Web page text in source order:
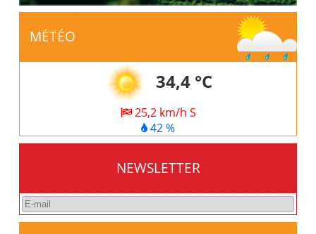
MÉTÉO
34,4 °C
25,2 km/h S
42 %
NEWSLETTER